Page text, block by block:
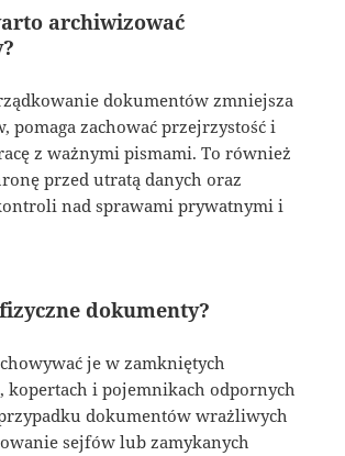
archiwizować
dokumentów zmniejsza
pomaga zachować przejrzystość i
z ważnymi pismami. To również
przed utratą danych oraz
nad sprawami prywatnymi i
dokumenty?
je w zamkniętych
kopertach i pojemnikach odpornych
dokumentów wrażliwych
sejfów lub zamykanych